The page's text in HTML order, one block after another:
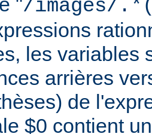
/images/
les variables
arrières
de
$0 contient